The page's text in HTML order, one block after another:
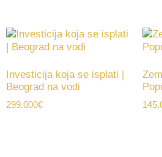
Investicija koja se isplati |
Beograd na vodi
299.000€